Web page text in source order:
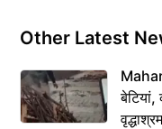
Other Latest